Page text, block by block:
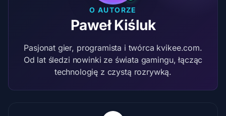
O AUTORZE
Paweł Kiśluk
Pasjonat gier, programista i twórca kvikee.com.
Od lat śledzi nowinki ze świata gamingu, łącząc
technologię z czystą rozrywką.